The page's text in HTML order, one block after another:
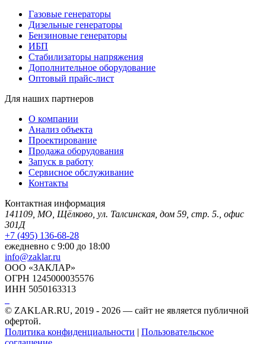
Газовые генераторы
Дизельные генераторы
Бензиновые генераторы
ИБП
Стабилизаторы напряжения
Дополнительное оборудование
Оптовый прайс-лист
Для наших партнеров
О компании
Анализ объекта
Проектирование
Продажа оборудования
Запуск в работу
Сервисное обслуживание
Контакты
Контактная информация
141109, МО, Щёлково, ул. Талсинская, дом 59, стр. 5., офис
301Д
+7 (495) 136-68-28
ежедневно с 9:00 до 18:00
info@zaklar.ru
ООО «ЗАКЛАР»
ОГРН 1245000035576
ИНН 5050163313
© ZAKLAR.RU, 2019 - 2026 — cайт не является публичной
офертой.
Политика конфиденциальности | Пользовательское